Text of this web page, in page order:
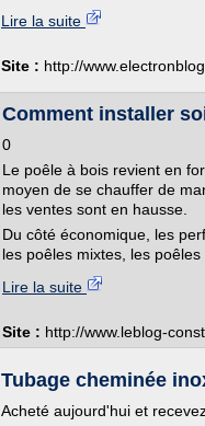
Lire la suite
Site : http://
Comment installer
0
Le poêle à bois revient en
moyen de se chauffer de
les ventes sont en hausse.
Du côté économique, les
les poêles mixtes, les
Lire la suite
Site : http://www.leblog-
Tubage cheminée
Acheté aujourd'hui et